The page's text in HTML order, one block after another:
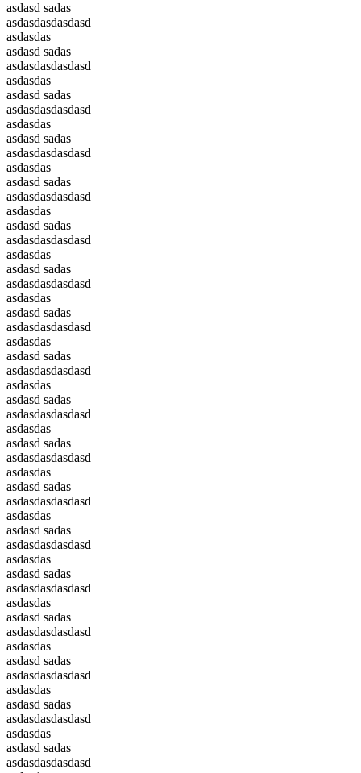
asdasd sadas
asdasdasdasdasd
asdasdas
asdasd sadas
asdasdasdasdasd
asdasdas
asdasd sadas
asdasdasdasdasd
asdasdas
asdasd sadas
asdasdasdasdasd
asdasdas
asdasd sadas
asdasdasdasdasd
asdasdas
asdasd sadas
asdasdasdasdasd
asdasdas
asdasd sadas
asdasdasdasdasd
asdasdas
asdasd sadas
asdasdasdasdasd
asdasdas
asdasd sadas
asdasdasdasdasd
asdasdas
asdasd sadas
asdasdasdasdasd
asdasdas
asdasd sadas
asdasdasdasdasd
asdasdas
asdasd sadas
asdasdasdasdasd
asdasdas
asdasd sadas
asdasdasdasdasd
asdasdas
asdasd sadas
asdasdasdasdasd
asdasdas
asdasd sadas
asdasdasdasdasd
asdasdas
asdasd sadas
asdasdasdasdasd
asdasdas
asdasd sadas
asdasdasdasdasd
asdasdas
asdasd sadas
asdasdasdasdasd